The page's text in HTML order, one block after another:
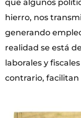
que algunos
hierro, nos
generando
realidad se está
laborales y
contrario, facilitan